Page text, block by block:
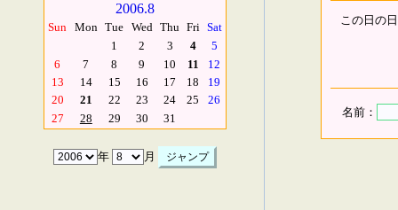
2006.8
Sun Mon Tue Wed Thu Fri Sat
1
2 3 4
5
6
7 8 9 10 11
12
13
14 15 16 17 18
19
20
21 22 23 24 25
26
27
28 29 30 31
年 月
この日の
名前：